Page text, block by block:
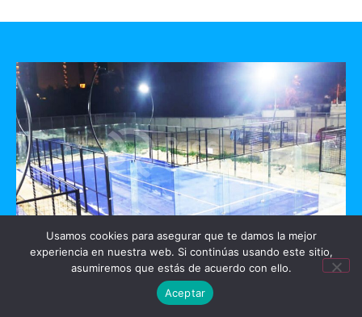
GO PADEL
Usamos cookies para asegurar que te damos la mejor
experiencia en nuestra web. Si continúas usando este sitio,
asumiremos que estás de acuerdo con ello.
Aceptar